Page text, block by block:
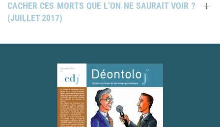
CACHER CES MORTS QUE L’ON NE SAURAIT VOIR ?
(JUILLET 2017)